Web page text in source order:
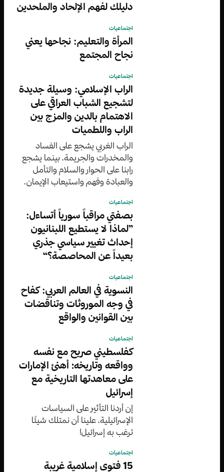
دليلك لفهم الإلحاد والملحدين
اجتماعيات
المرأة والتعليم: نجاحها يعني
نجاح المجتمع
اجتماعيات
الراب الإسلامي: وسيلة جديدة
لتشجيع الشباب العراقي على
الاهتمام بالدين والمزج بين
الراب واللطميات
الراب الغربي يشجع على الفساد
والمخدرات والجريمة، بينما يشجع
رابنا على الحوار والسلام والتأمل
والعبادة وفهم واستيعاب الإيمان.
اجتماعيات
بصفتي مراقباً سورياً أتساءل:
”لماذا لا يستطيع اللبنانيون
إحداث تغيير سياسي جذري
بعيداً عن المحاصصة؟“
اجتماعيات
النسوية في العالم العربي: كفاح
في وجه الموروثات وتناقضات
بين القوانين والواقع
اجتماعيات
كفلسطيني صريح مع نفسه
وواقعه وتاريخه؛ أهنئ الإمارات
على معاهدتها التاريخية مع
إسرائيل
إن أردنا التأثير على السياسات
الإسرائيلية، علينا أن نمتلك شيئًا
ترغب به إسرائيل!
اجتماعيات
15 فتوى إسلامية غريبة